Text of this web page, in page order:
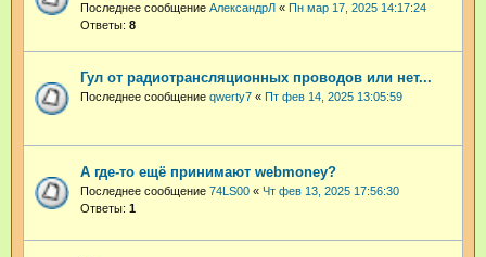
Последнее сообщение АлександрЛ « Пн мар 17, 2025 14:17:24
Ответы: 8
Гул от радиотрансляционных проводов или нет...
Последнее сообщение qwerty7 « Пт фев 14, 2025 13:05:59
А где-то ещё принимают webmoney?
Последнее сообщение 74LS00 « Чт фев 13, 2025 17:56:30
Ответы: 1